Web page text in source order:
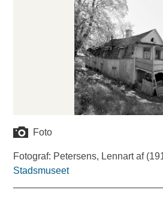
Foto
Fotograf: Petersens, Lennart af
Stadsmuseet